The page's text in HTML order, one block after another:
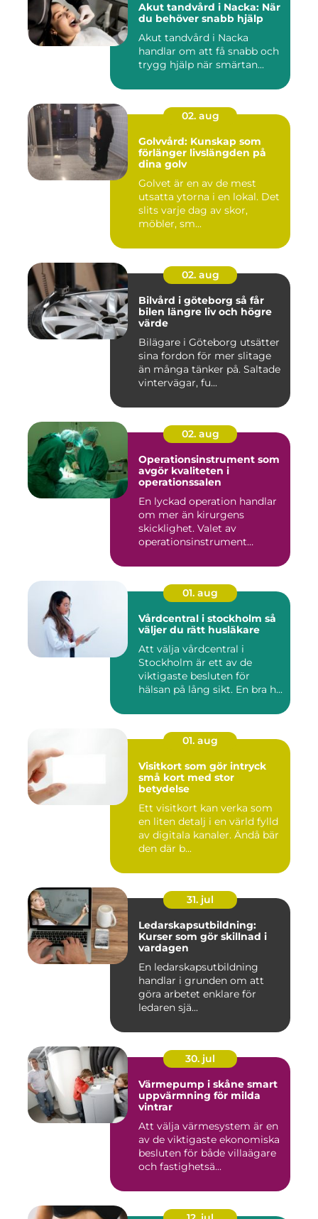
Akut tandvård i Nacka: När
du behöver snabb hjälp
Akut tandvård i Nacka
handlar om att få snabb och
trygg hjälp när smärtan...
02. aug
Golvvård: Kunskap som
förlänger livslängden på
dina golv
Golvet är en av de mest
utsatta ytorna i en lokal. Det
slits varje dag av skor,
möbler, sm...
02. aug
Bilvård i göteborg så får
bilen längre liv och högre
värde
Bilägare i Göteborg utsätter
sina fordon för mer slitage
än många tänker på. Saltade
vintervägar, fu...
02. aug
Operationsinstrument som
avgör kvaliteten i
operationssalen
En lyckad operation handlar
om mer än kirurgens
skicklighet. Valet av
operationsinstrument
01. aug
Vårdcentral i stockholm så
väljer du rätt husläkare
Att välja vårdcentral i
Stockholm är ett av de
viktigaste besluten för
hälsan på lång sikt. En bra h...
01. aug
Visitkort som gör intryck
små kort med stor
betydelse
Ett visitkort kan verka som
en liten detalj i en värld fylld
av digitala kanaler. Ändå bär
den där b...
31. jul
Ledarskapsutbildning:
Kurser som gör skillnad i
vardagen
En ledarskapsutbildning
handlar i grunden om att
göra arbetet enklare för
ledaren sjä...
30. jul
Värmepump i skåne smart
uppvärmning för milda
vintrar
Att välja värmesystem är en
av de viktigaste ekonomiska
besluten för både villaägare
och fastighetsä...